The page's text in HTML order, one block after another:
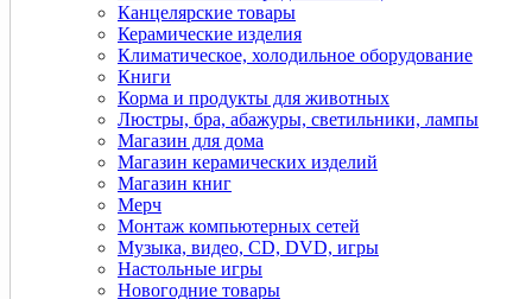
Канцелярские товары
Керамические изделия
Климатическое, холодильное оборудование
Книги
Корма и продукты для животных
Люстры, бра, абажуры, светильники, лампы
Магазин для дома
Магазин керамических изделий
Магазин книг
Мерч
Монтаж компьютерных сетей
Музыка, видео, CD, DVD, игры
Настольные игры
Новогодние товары